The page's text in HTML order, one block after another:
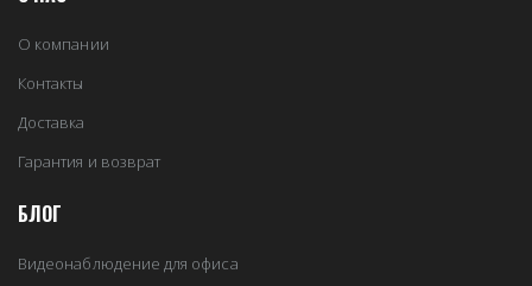
О компании
Контакты
Доставка
Гарантия и возврат
БЛОГ
Видеонаблюдение для офиса